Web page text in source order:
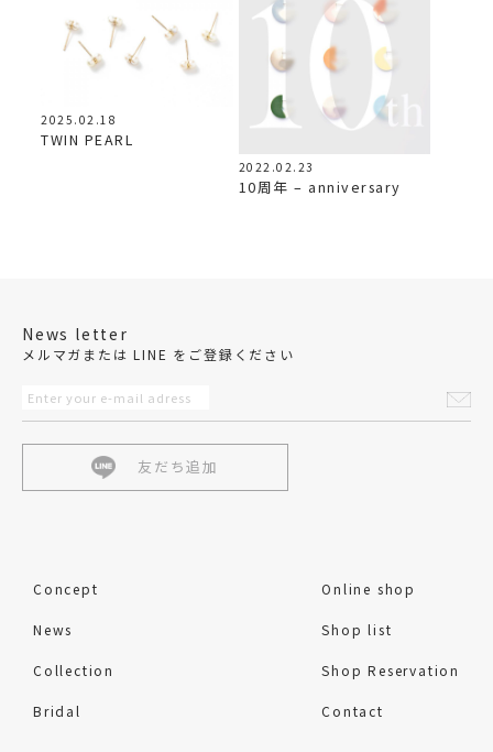
2025.02.18
TWIN PEARL
2022.02.23
10周年 – anniversary
Concept
News
Collection
Bridal
Online shop
Shop list
Shop Reservation
Contact
News letter
メルマガまたは LINE をご登録ください
友だち追加